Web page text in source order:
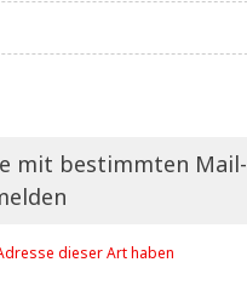
mit bestimmten Mail-
dieser Art haben